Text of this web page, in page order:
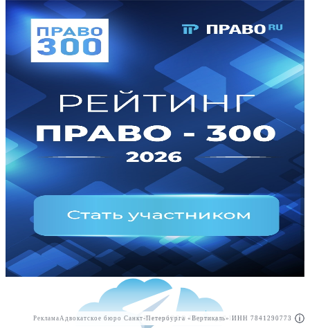
РекламаООО "Право.ру" ИНН: 7704835288
Реклама Адвокатское бюро Санкт-Петербурга «Вертикаль» ИНН 7841290773